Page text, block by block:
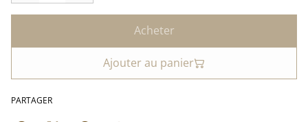
Acheter
Ajouter au panier
PARTAGER